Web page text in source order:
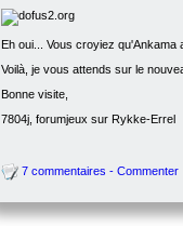
Eh oui... Vous croyiez
Voilà, je vous attends sur le
Bonne visite,
7804j, forumjeux sur Rykke-Errel
7 commentaires - Commenter